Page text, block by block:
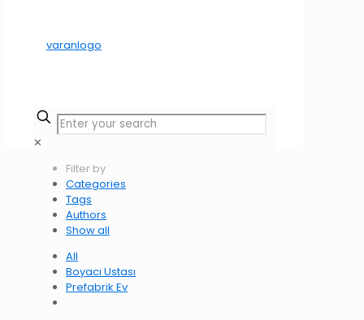
✕
Filter by
Categories
Tags
Authors
Show all
All
Boyacı Ustası
Prefabrik Ev